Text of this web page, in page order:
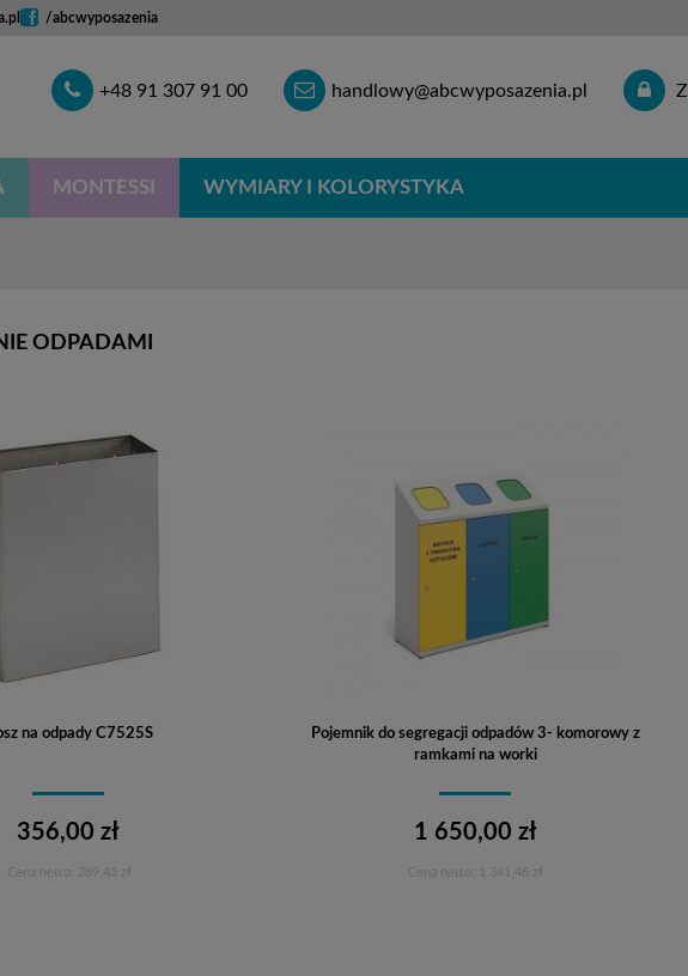
/abcwyposazenia
E- handlowy@abcwyposazenia.pl
Telefon+48 91 307 91 00
MONTESSI WYMIARY I KOLORYSTYKA
ODPADAMI
na odpady C7525S
356,00 zł
289,43 zł
Pojemnik do segregacji odpadów 3- komorowy z
ramkami na worki
1 650,00 zł
1 341,46 zł